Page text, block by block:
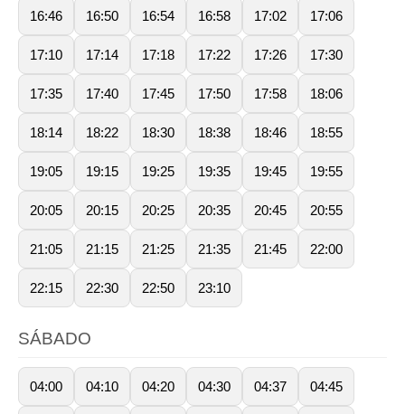
16:46 16:50 16:54 16:58 17:02 17:06
17:10 17:14 17:18 17:22 17:26 17:30
17:35 17:40 17:45 17:50 17:58 18:06
18:14 18:22 18:30 18:38 18:46 18:55
19:05 19:15 19:25 19:35 19:45 19:55
20:05 20:15 20:25 20:35 20:45 20:55
21:05 21:15 21:25 21:35 21:45 22:00
22:15 22:30 22:50 23:10
SÁBADO
04:00 04:10 04:20 04:30 04:37 04:45